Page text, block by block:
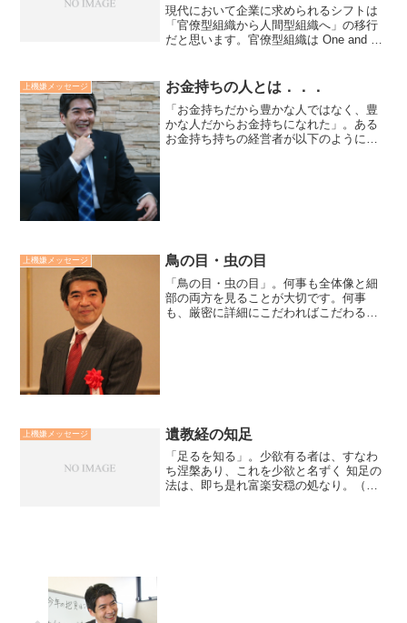
現代において企業に求められるシフトは
「官僚型組織から人間型組織へ」の移行
だと思います。官僚型組織は One and All
All, All for Oneで...
上機嫌メッセージ お金持ちの人とは．．．
「お金持ちだから豊かな人ではなく、豊
かな人だからお金持ちになれた」。ある
お金持ち持ちの経営者が以下のように言
上機嫌メッセージ 鳥の目・虫の目
「鳥の目・虫の目」。何事も全体像と細
部の両方を見ることが大切です。何事
も、厳密に詳細にこだわればこだわるほ
上機嫌メッセージ 遺教経の知足
「足るを知る」。少欲有る者は、すなわ
ち涅槃あり、これを少欲と名ずく 知足の
法は、即ち是れ富楽安穏の処なり。（遺